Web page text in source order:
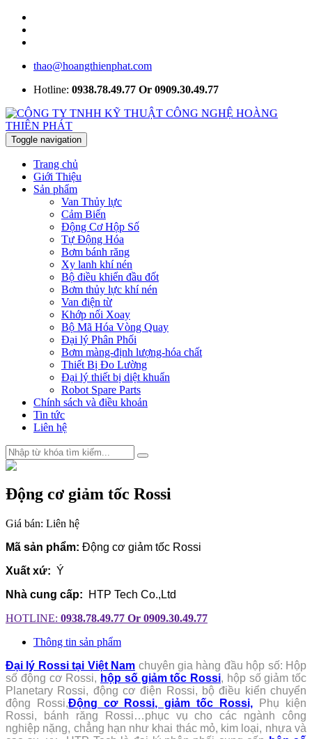
thao@hoangthienphat.com
Hotline: 0938.78.49.77 Or 0909.30.49.77
Toggle navigation
Trang chủ
Giới Thiệu
Sản phẩm
Van Thủy lực
Cảm Biến
Động Cơ Hộp Số
Tự Động Hóa
Bơm bánh răng
Xy lanh khí nén
Bộ điều khiển đầu đốt
Bơm thủy lực khí nén
Van điện từ
Khớp nối Xoay
Bộ Mã Hóa Vòng Quay
Đại lý Phân Phối
Bơm màng-định lượng-hóa chất
Thiết Bị Đo Lường
Đại lý thiết bị diệt khuẩn
Robot Spare Parts
Chính sách và điều khoản
Tin tức
Liên hệ
Động cơ giảm tốc Rossi
Giá bán: Liên hệ
Mã sản phẩm: Động cơ giảm tốc Rossi
Xuất xứ: Ý
Nhà cung cấp: HTP Tech Co.,Ltd
HOTLINE: 0938.78.49.77 Or 0909.30.49.77
Thông tin sản phẩm
Đại lý Rossi tại Việt Nam chuyên gia hàng đầu hộp số: Hộp
số động cơ Rossi, hộp số giảm tốc Rossi, hộp số giảm tốc
Planetary Rossi, động cơ điện Rossi, bộ điều kiển chuyển
động Rossi,Động cơ Rossi, giảm tốc Rossi,
Phụ kiện
Rossi, bánh răng Rossi…phục vụ cho các ngành công
nghiệp nặng, chẳng hạn như khai thác mỏ, kim loại, nhựa và